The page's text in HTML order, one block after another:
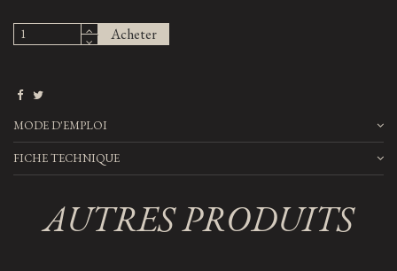
Acheter
MODE D'EMPLOI
FICHE TECHNIQUE
AUTRES PRODUITS